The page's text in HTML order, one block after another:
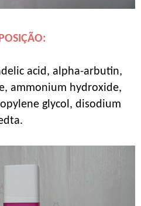
acid, alpha-arbutin,
ammonium hydroxide,
glycol, disodium